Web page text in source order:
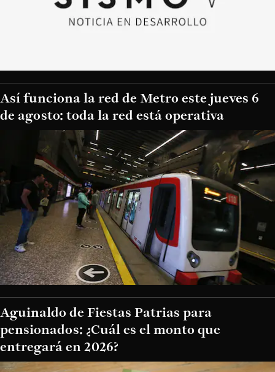
Así funciona la red de Metro este jueves 6
de agosto: toda la red está operativa
Aguinaldo de Fiestas Patrias para
pensionados: ¿Cuál es el monto que
entregará en 2026?